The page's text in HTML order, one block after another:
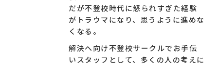
もちろん、保護者だけの参加も大歓迎です。お申
し込みくださったすべての方にアーカイブ動画を
お送りしていますので、時期が来た時に親子で
シェアすることも可能です。
だが不登校時代に怒られすぎた経験
がトラウマになり、思うように進めな
くなる。
解決へ向け不登校サークルでお手伝
いスタッフとして、多くの人の考えに